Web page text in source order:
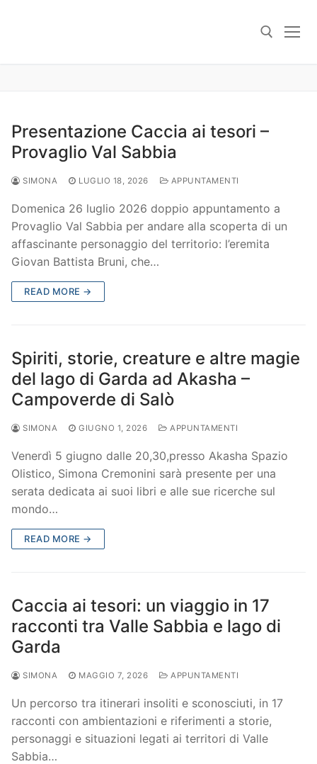
Presentazione Caccia ai tesori –
Provaglio Val Sabbia
SIMONA LUGLIO 18, 2026 APPUNTAMENTI
Domenica 26 luglio 2026 doppio appuntamento a
Provaglio Val Sabbia per andare alla scoperta di un
affascinante personaggio del territorio: l’eremita
Giovan Battista Bruni, che…
READ MORE →
Spiriti, storie, creature e altre magie
del lago di Garda ad Akasha –
Campoverde di Salò
SIMONA GIUGNO 1, 2026 APPUNTAMENTI
Venerdì 5 giugno dalle 20,30,presso Akasha Spazio
Olistico, Simona Cremonini sarà presente per una
serata dedicata ai suoi libri e alle sue ricerche sul
mondo…
READ MORE →
Caccia ai tesori: un viaggio in 17
racconti tra Valle Sabbia e lago di
Garda
SIMONA MAGGIO 7, 2026 APPUNTAMENTI
Un percorso tra itinerari insoliti e sconosciuti, in 17
racconti con ambientazioni e riferimenti a storie,
personaggi e situazioni legati ai territori di Valle
Sabbia…